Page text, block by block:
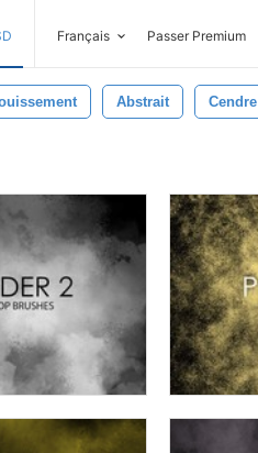
Français Passer Premium
Abstrait Cendre